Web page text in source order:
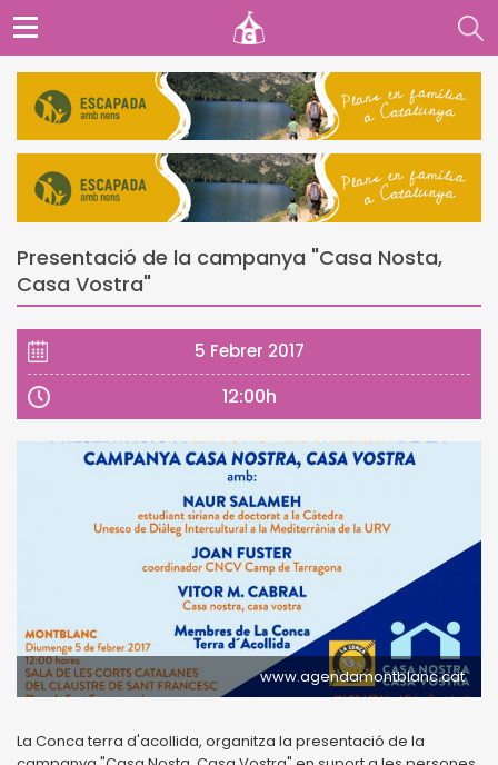
Presentació de la campanya "Casa Nosta,
Casa Vostra"
5 Febrer 2017
12:00h
www.agendamontblanc.cat
La Conca terra d'acollida, organitza la presentació de la